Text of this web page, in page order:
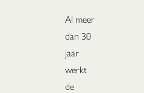
Al meer
dan 30
jaar
werkt
de